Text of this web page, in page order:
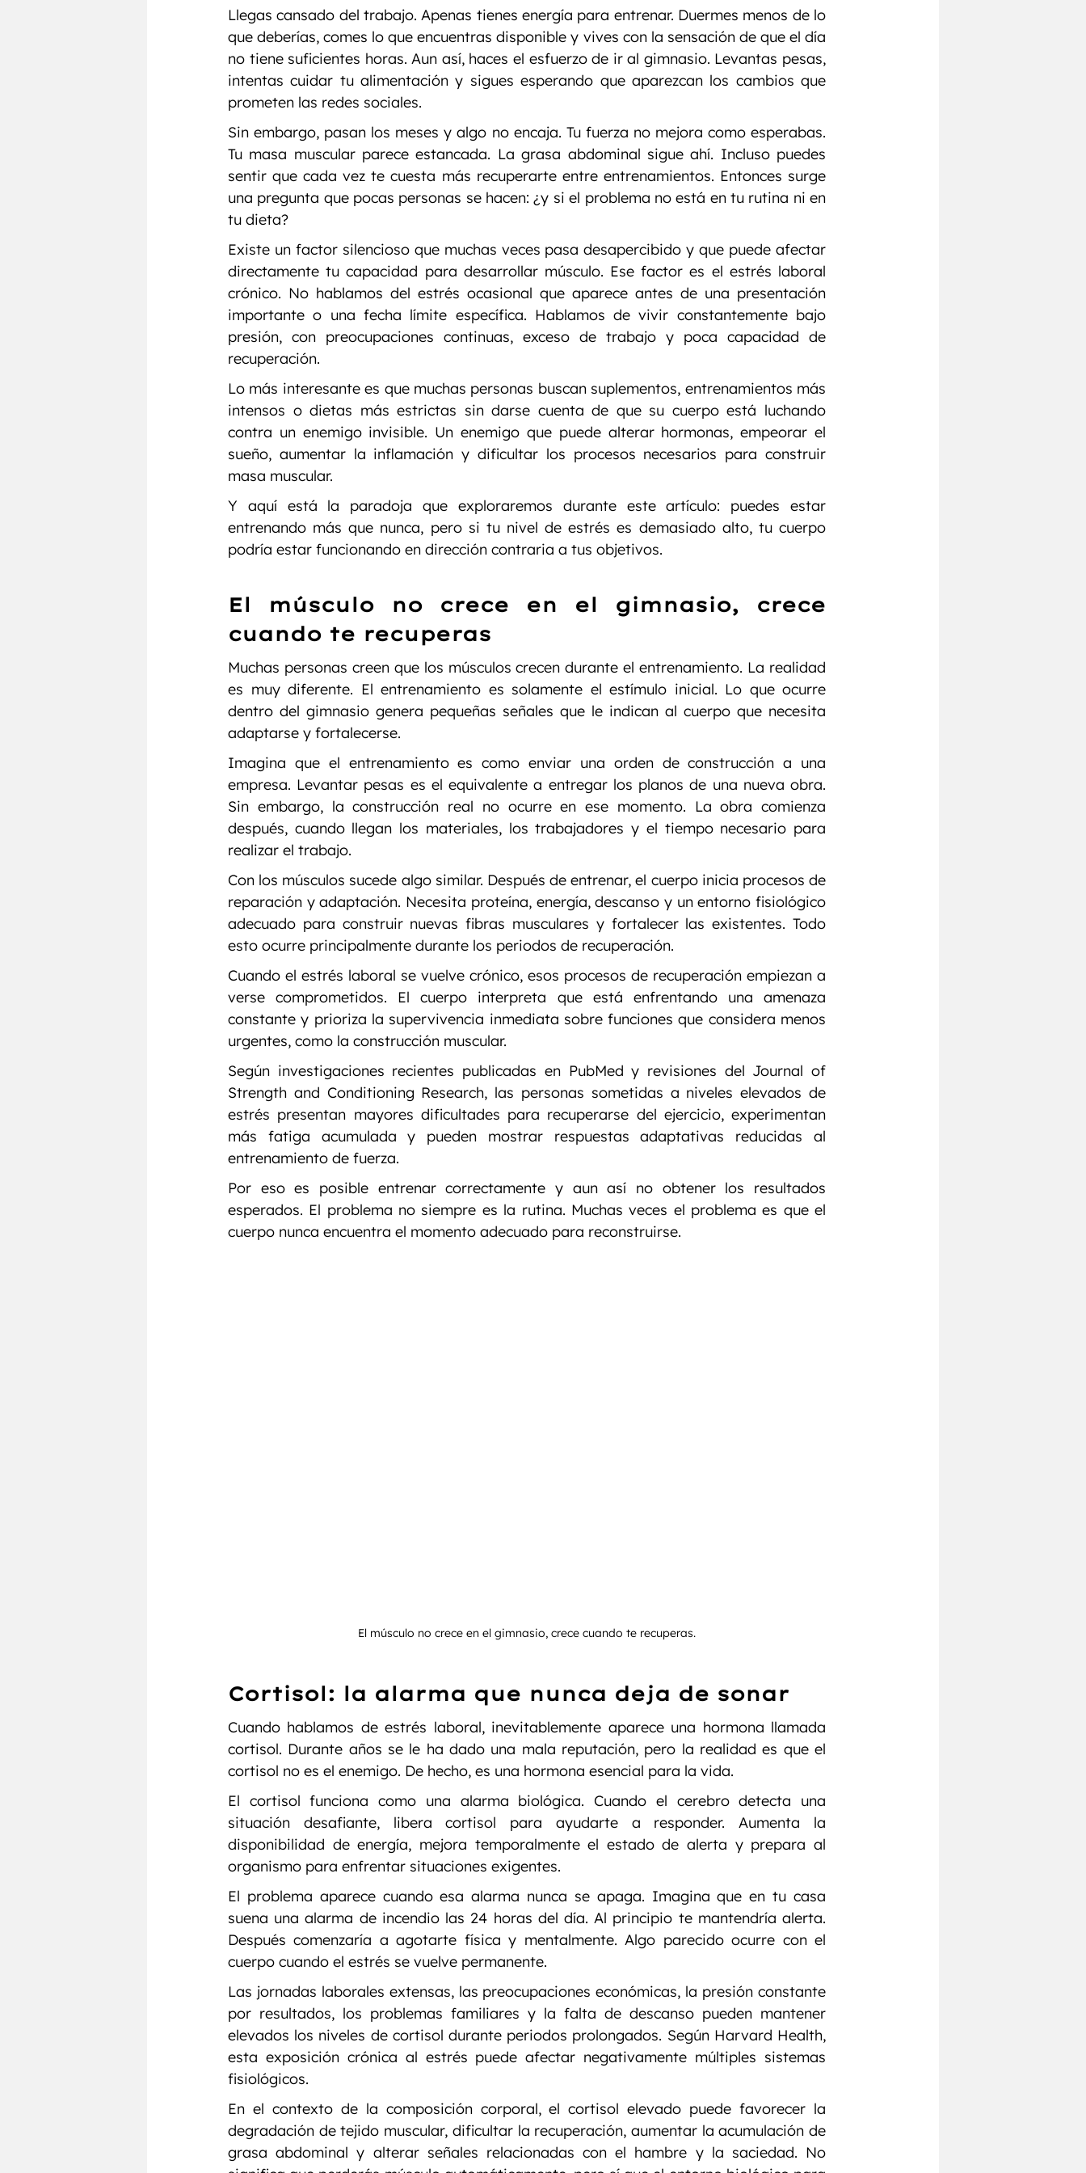
Llegas cansado del trabajo. Apenas tienes energía para entrenar. Duermes menos de lo
que deberías, comes lo que encuentras disponible y vives con la sensación de que el día
no tiene suficientes horas. Aun así, haces el esfuerzo de ir al gimnasio. Levantas pesas,
intentas cuidar tu alimentación y sigues esperando que aparezcan los cambios que
prometen las redes sociales.
Sin embargo, pasan los meses y algo no encaja. Tu fuerza no mejora como esperabas.
Tu masa muscular parece estancada. La grasa abdominal sigue ahí. Incluso puedes
sentir que cada vez te cuesta más recuperarte entre entrenamientos. Entonces surge
una pregunta que pocas personas se hacen: ¿y si el problema no está en tu rutina ni en
tu dieta?
Existe un factor silencioso que muchas veces pasa desapercibido y que puede afectar
directamente tu capacidad para desarrollar músculo. Ese factor es el estrés laboral
crónico. No hablamos del estrés ocasional que aparece antes de una presentación
importante o una fecha límite específica. Hablamos de vivir constantemente bajo
presión, con preocupaciones continuas, exceso de trabajo y poca capacidad de
recuperación.
Lo más interesante es que muchas personas buscan suplementos, entrenamientos más
intensos o dietas más estrictas sin darse cuenta de que su cuerpo está luchando
contra un enemigo invisible. Un enemigo que puede alterar hormonas, empeorar el
sueño, aumentar la inflamación y dificultar los procesos necesarios para construir
masa muscular.
Y aquí está la paradoja que exploraremos durante este artículo: puedes estar
entrenando más que nunca, pero si tu nivel de estrés es demasiado alto, tu cuerpo
podría estar funcionando en dirección contraria a tus objetivos.
El músculo no crece en el gimnasio, crece
cuando te recuperas
Muchas personas creen que los músculos crecen durante el entrenamiento. La realidad
es muy diferente. El entrenamiento es solamente el estímulo inicial. Lo que ocurre
dentro del gimnasio genera pequeñas señales que le indican al cuerpo que necesita
adaptarse y fortalecerse.
Imagina que el entrenamiento es como enviar una orden de construcción a una
empresa. Levantar pesas es el equivalente a entregar los planos de una nueva obra.
Sin embargo, la construcción real no ocurre en ese momento. La obra comienza
después, cuando llegan los materiales, los trabajadores y el tiempo necesario para
realizar el trabajo.
Con los músculos sucede algo similar. Después de entrenar, el cuerpo inicia procesos de
reparación y adaptación. Necesita proteína, energía, descanso y un entorno fisiológico
adecuado para construir nuevas fibras musculares y fortalecer las existentes. Todo
esto ocurre principalmente durante los periodos de recuperación.
Cuando el estrés laboral se vuelve crónico, esos procesos de recuperación empiezan a
verse comprometidos. El cuerpo interpreta que está enfrentando una amenaza
constante y prioriza la supervivencia inmediata sobre funciones que considera menos
urgentes, como la construcción muscular.
Según investigaciones recientes publicadas en PubMed y revisiones del Journal of
Strength and Conditioning Research, las personas sometidas a niveles elevados de
estrés presentan mayores dificultades para recuperarse del ejercicio, experimentan
más fatiga acumulada y pueden mostrar respuestas adaptativas reducidas al
entrenamiento de fuerza.
Por eso es posible entrenar correctamente y aun así no obtener los resultados
esperados. El problema no siempre es la rutina. Muchas veces el problema es que el
cuerpo nunca encuentra el momento adecuado para reconstruirse.
El músculo no crece en el gimnasio, crece cuando te recuperas.
Cortisol: la alarma que nunca deja de sonar
Cuando hablamos de estrés laboral, inevitablemente aparece una hormona llamada
cortisol. Durante años se le ha dado una mala reputación, pero la realidad es que el
cortisol no es el enemigo. De hecho, es una hormona esencial para la vida.
El cortisol funciona como una alarma biológica. Cuando el cerebro detecta una
situación desafiante, libera cortisol para ayudarte a responder. Aumenta la
disponibilidad de energía, mejora temporalmente el estado de alerta y prepara al
organismo para enfrentar situaciones exigentes.
El problema aparece cuando esa alarma nunca se apaga. Imagina que en tu casa
suena una alarma de incendio las 24 horas del día. Al principio te mantendría alerta.
Después comenzaría a agotarte física y mentalmente. Algo parecido ocurre con el
cuerpo cuando el estrés se vuelve permanente.
Las jornadas laborales extensas, las preocupaciones económicas, la presión constante
por resultados, los problemas familiares y la falta de descanso pueden mantener
elevados los niveles de cortisol durante periodos prolongados. Según Harvard Health,
esta exposición crónica al estrés puede afectar negativamente múltiples sistemas
fisiológicos.
En el contexto de la composición corporal, el cortisol elevado puede favorecer la
degradación de tejido muscular, dificultar la recuperación, aumentar la acumulación de
grasa abdominal y alterar señales relacionadas con el hambre y la saciedad. No